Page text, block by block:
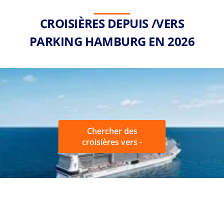
CROISIÈRES DEPUIS /VERS
PARKING HAMBURG EN 2026
Chercher des
croisières vers -